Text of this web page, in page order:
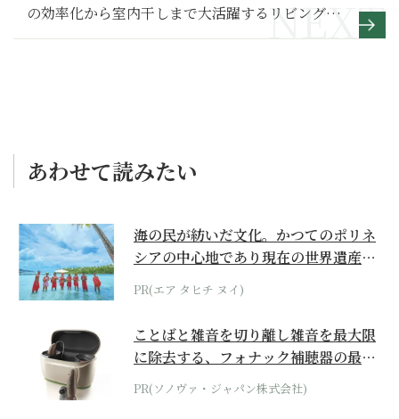
の効率化から室内干しまで大活躍するリビングの
必需品
あわせて読みたい
海の民が紡いだ文化。かつてのポリネ
シアの中心地であり現在の世界遺産か
らみえてくる...
PR(エア タヒチ ヌイ)
ことばと雑音を切り離し雑音を最大限
に除去する、フォナック補聴器の最上
位モデル
PR(ソノヴァ・ジャパン株式会社)